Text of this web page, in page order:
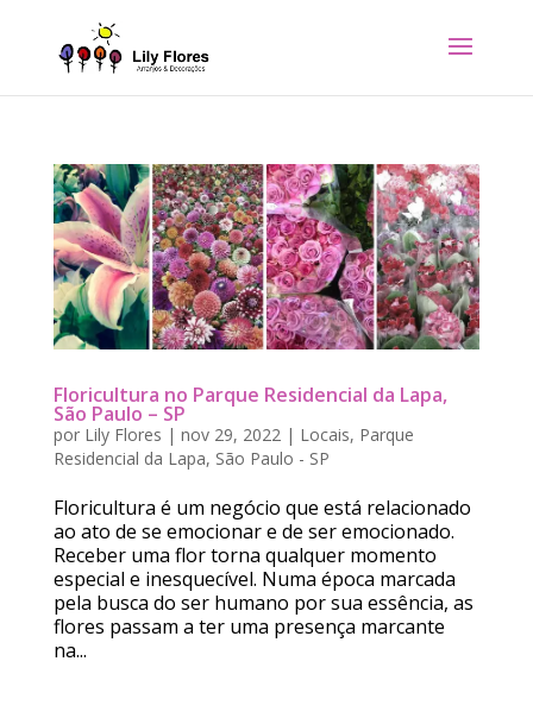
Floricultura no Parque Residencial da Lapa,
São Paulo – SP
por Lily Flores | nov 29, 2022| Locais, Parque
Residencial da Lapa, São Paulo - SP
Floricultura é um negócio que está relacionado
ao ato de se emocionar e de ser emocionado.
Receber uma flor torna qualquer momento
especial e inesquecível. Numa época marcada
pela busca do ser humano por sua essência, as
flores passam a ter uma presença marcante
na...